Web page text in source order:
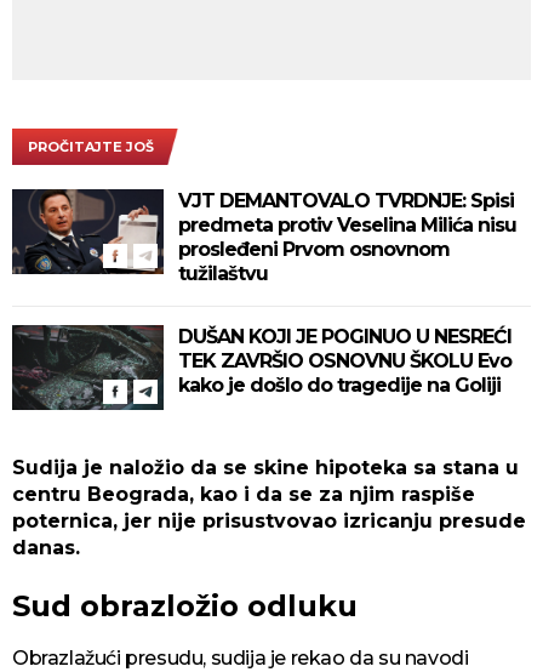
PROČITAJTE JOŠ
VJT DEMANTOVALO TVRDNJE: Spisi
predmeta protiv Veselina Milića nisu
prosleđeni Prvom osnovnom
tužilaštvu
DUŠAN KOJI JE POGINUO U NESREĆI
TEK ZAVRŠIO OSNOVNU ŠKOLU Evo
kako je došlo do tragedije na Goliji
Sudija je naložio da se skine hipoteka sa stana u
centru Beograda, kao i da se za njim raspiše
poternica, jer nije prisustvovao izricanju presude
danas.
Sud obrazložio odluku
Obrazlažući presudu, sudija je rekao da su navodi